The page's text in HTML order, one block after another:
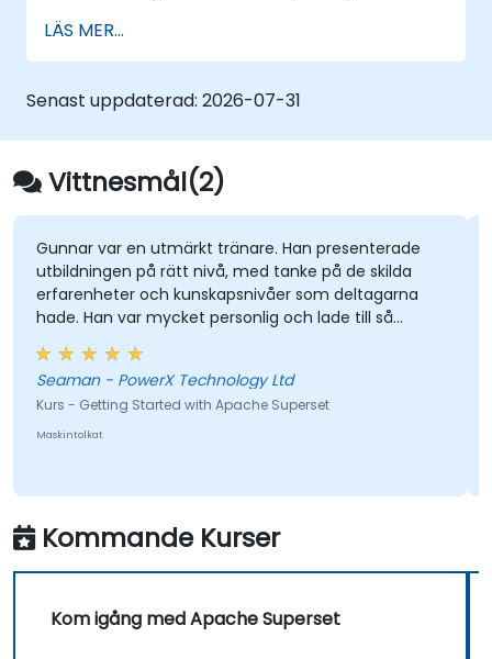
För mer information om Apache
Superset, besök:
https://superset.incubator.apache.org
LÄS MER...
Senast uppdaterad: 2026-07-31
Vittnesmål(2)
Gunnar var en utmärkt tränare. Han presenterade
utbildningen på rätt nivå, med tanke på de skilda
erfarenheter och kunskapsnivåer som deltagarna
hade. Han var mycket personlig och lade till så
mycket entusiasm och humor han kunde under de
två dagarna. Gunnar säkerställde att vi var
engagerade hela tiden och strävade efter att alla
våra frågor skulle besvaras på ett öppet och ärligt
sätt.
Seaman - PowerX Technology Ltd
Kurs - Getting Started with Apache Superset
Maskintolkat
Kommande Kurser
Kom igång med Apache Superset